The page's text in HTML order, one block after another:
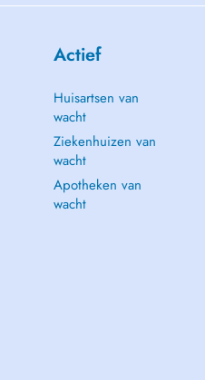
Actief
Huisartsen van
wacht
Ziekenhuizen van
wacht
Apotheken van
wacht